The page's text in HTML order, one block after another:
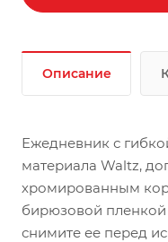
Описание
Ежедневник с
материала Waltz,
хромированным
бирюзовой
снимите ее перед